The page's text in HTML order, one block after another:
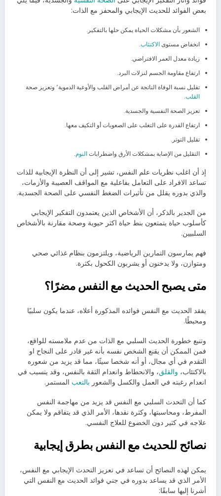
بعض الفوائد للحديث الإيجابي والمحفز مع الذات:
الشعور بأن مشكلات الحياة يمكن حلها بالتفكير.
انخفاض مستوىالاكتئاب.
زيادة معدل العمر الافتراضي.
ارتفاع مقاومة الجسم لنزلات البرد.
تقليل نسبة الوفاة الناتجة عن أمراض القلب والأوعية الدموية٬ وتعزيز صحة
القلب.
تعزيز الصحة النفسية والجسدية.
ارتفاع القدرة على التغلب على الصعوبات أو التكيف معها.
تقليل التوتر.
التقليل من الإصابة بمشكلات الأرق واضطراباتالنوم.
إذ أن اغلب نظريات علم النفس، تشير إلى أن النظرة الإيجابية للذات
تساعد الافراد على التعامل بفاعلية مع المواقف العصيبة والأزمات،
والذي بدوره يقلل من تأثيرات الضغط النفسي على الصحة الجسدية.
من الجدير بالذكر، أن الأشخاص الذين يعتمدون التفكير الإيجابي
كأسلوب حياة يتمتعون بنط حياة اكثر حيوية وصحة مقارنة بالأشخاص
السلبيين.
فهم يمارسون التمارين الرياضية، ويلتزمون بنظام غذائي صحي
ومتوازن، ولا يدخنون أو يشربون الكحول بكثرة.
متى يصبح الحديث مع النفس مضرًا؟
يفقد الحديث مع النفس فوائده المذكورة أعلاه، عندما يكون سلبيًا
ومحبطًا.
وتنبع خطورة الحديث السلبي مع الذات من عدم ملامسته للواقع،
فمن الممكن أن يقنع الشخص نفسه بأنه غير قادر على النجاح او
التقدم في أي مجال، أو أنه شخصا سيئًا، مما قد يزيد من شعوره
بالاكتئاب، والقلق، والانحطاط وانعدام الثقة بالنفس، وقد يتسبب في
انعدام رغبته في العمل والكسل والشعور بالتعب المستمر.
كما أن التحدث السلبي مع النفس قد يزيد من مهاجمة النفس
المفرط، ومحاسبتها، وكثرة نقدها، الأمر الذي قد يتفاقم ولا يمكن
علاجه في كثير دون الخضوع للعلاج النفسي.
نصائح للحديث مع النفس بطرق إيجابية
يمكن لهذه النصائح أن تساعد في تعزيز التحدث الإيجابي مع النفس،
الأمر الذي قد يساعد بدوره في جني فوائد الحديث مع النفس التي
أشرنا إليها سابقًا: